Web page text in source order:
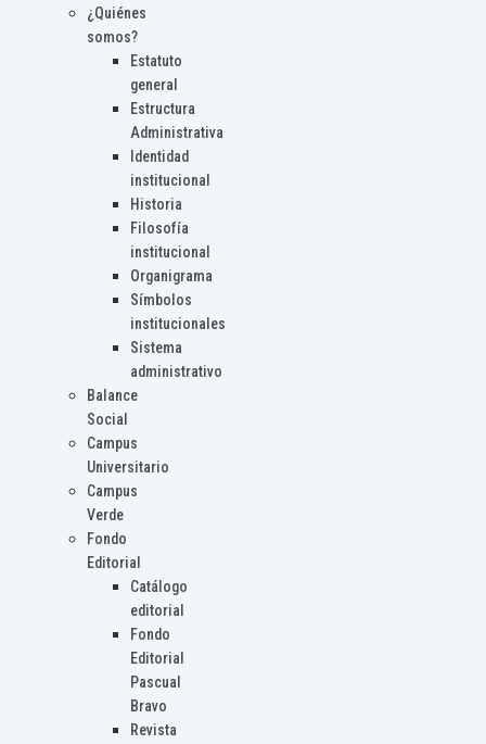
¿Quiénes
somos?
Estatuto
general
Estructura
Administrativa
Identidad
institucional
Historia
Filosofía
institucional
Organigrama
Símbolos
institucionales
Sistema
administrativo
Balance
Social
Campus
Universitario
Campus
Verde
Fondo
Editorial
Catálogo
editorial
Fondo
Editorial
Pascual
Bravo
Revista